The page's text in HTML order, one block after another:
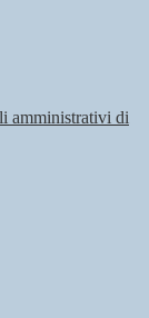
amministrativi di